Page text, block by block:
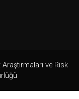
ve Risk